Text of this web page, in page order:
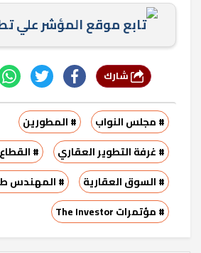
تابع موقع المؤشر علي
# مجلس النواب
# المطورين
# غرفة التطوير العقاري
#
# السوق العقارية
# المهندس
# مؤتمرات The Investor